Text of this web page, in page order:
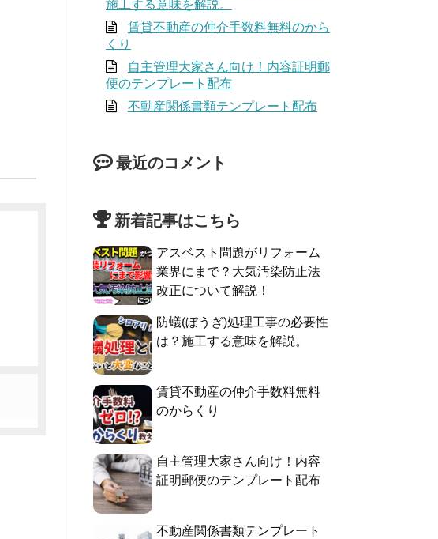
施工する意味を解説。
賃貸不動産の仲介手数料無料のから
くり
自主管理大家さん向け！内容証明郵
便のテンプレート配布
不動産関係書類テンプレート配布
最近のコメント
新着記事はこちら
アスベスト問題がリフォーム
業界にまで？大気汚染防止法
改正について解説！
防蟻(ぼうぎ)処理工事の必要性
は？施工する意味を解説。
賃貸不動産の仲介手数料無料
のからくり
自主管理大家さん向け！内容
証明郵便のテンプレート配布
不動産関係書類テンプレート